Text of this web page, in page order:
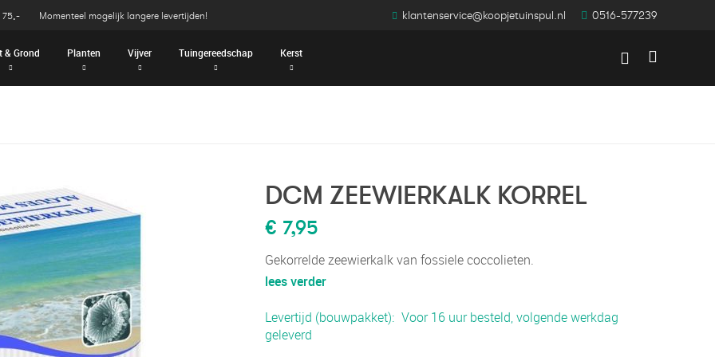
75,- Momenteel mogelijk langere levertijden! klantenservice@koopjetuinspul.nl 0516-577239
& Grond Planten Vijver Tuingereedschap Kerst
DCM ZEEWIERKALK KORREL
€ 7,95
Gekorrelde zeewierkalk van fossiele coccolieten.
lees verder
Levertijd (bouwpakket) Voor 16 uur besteld, volgende werkdag
geleverd